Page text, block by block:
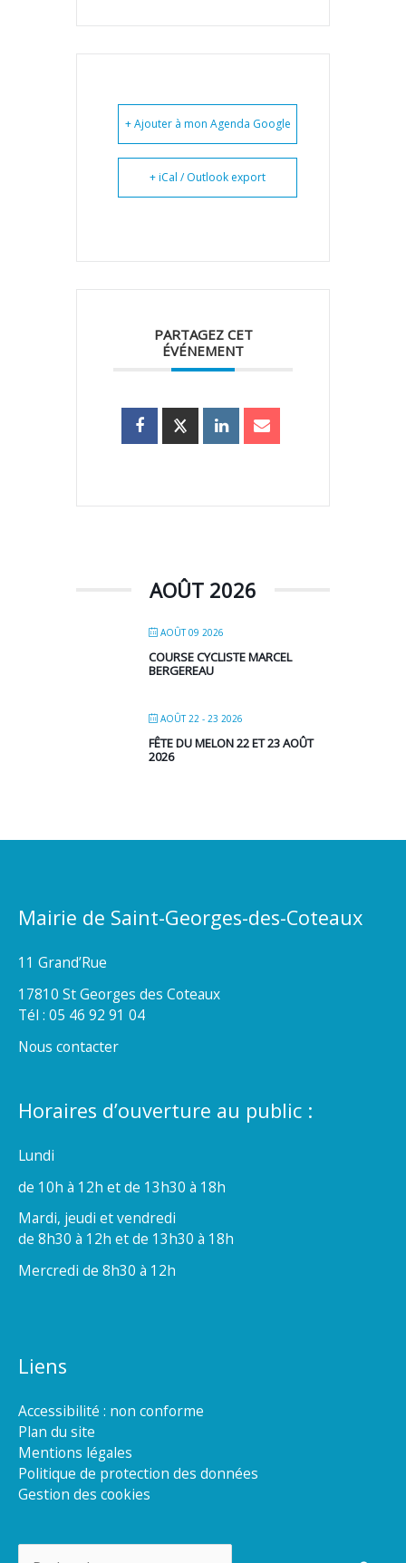
+ Ajouter à mon Agenda Google
+ iCal / Outlook export
PARTAGEZ CET
ÉVÉNEMENT
AOÛT 2026
AOÛT 09 2026
COURSE CYCLISTE MARCEL
BERGEREAU
AOÛT 22 - 23 2026
FÊTE DU MELON 22 ET 23 AOÛT
2026
Mairie de Saint-Georges-des-Coteaux
11 Grand’Rue
17810 St Georges des Coteaux
Tél : 05 46 92 91 04
Nous contacter
Horaires d’ouverture au public :
Lundi
de 10h à 12h et de 13h30 à 18h
Mardi, jeudi et vendredi
de 8h30 à 12h et de 13h30 à 18h
Mercredi de 8h30 à 12h
Liens
Accessibilité : non conforme
Plan du site
Mentions légales
Politique de protection des données
Gestion des cookies